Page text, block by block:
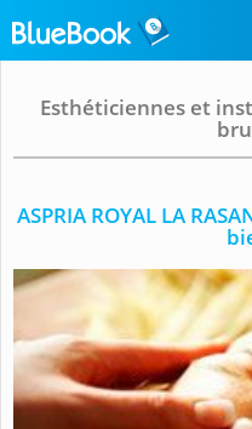
Esthéticiennes et
ASPRIA ROYAL LA